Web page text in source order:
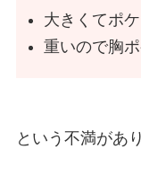
大きくてポ
重いので胸
という不満があ